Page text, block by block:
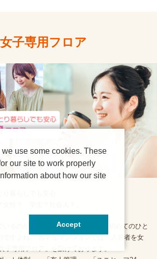
女子専用フロア
いるのかまったく分からないのは、初めてのひと
ですよね。 当学生マンションでは、入居者を女
use some cookies. These
our site to work properly
about how our site
Accept